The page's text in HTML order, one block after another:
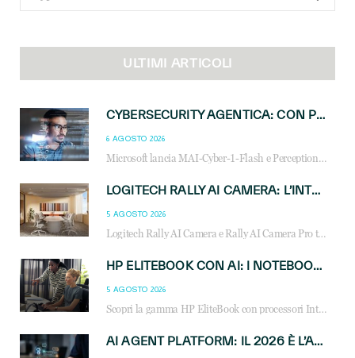
for:
ULTIMI ARTICOLI
CYBERSECURITY AGENTICA: CON PERCEPTION E MAI-CYBER-1-FLASH MICROSOFT APRE NUOVI SERVIZI PER IL CANALE
6 AGOSTO 2026
Microsoft lancia MAI-Cyber-1-Flash e Perception: cybersecurity agentica in preview dal 3 novembre. Cosa cambia per MSP, system integrator e reseller.
LOGITECH RALLY AI CAMERA: L’INTELLIGENZA ARTIFICIALE ENTRA NELLE SALE RIUNIONI DI NUOVA GENERAZIONE
5 AGOSTO 2026
Logitech Rally AI Camera e Rally AI Camera Pro trasformano gli spazi di collaborazione con AI, inquadratura intelligente, multi-camera e gestione avanzata dei meeting ibridi.
HP ELITEBOOK CON AI: I NOTEBOOK BUSINESS INTELLIGENTI CHE TRASFORMANO PRODUTTIVITÀ, SICUREZZA E LAVORO IBRIDO
5 AGOSTO 2026
Scopri la gamma HP EliteBook con processori Intel® Core™ Ultra e AMD Ryzen™ AI. Notebook business progettati per aumentare la produttività, migliorare la collaborazione e garantire sicurezza avanzata in ufficio e in mobilità.
AI AGENT PLATFORM: IL 2026 È L’ANNO DEL «SISTEMA OPERATIVO» PER GLI AGENTI AZIENDALI